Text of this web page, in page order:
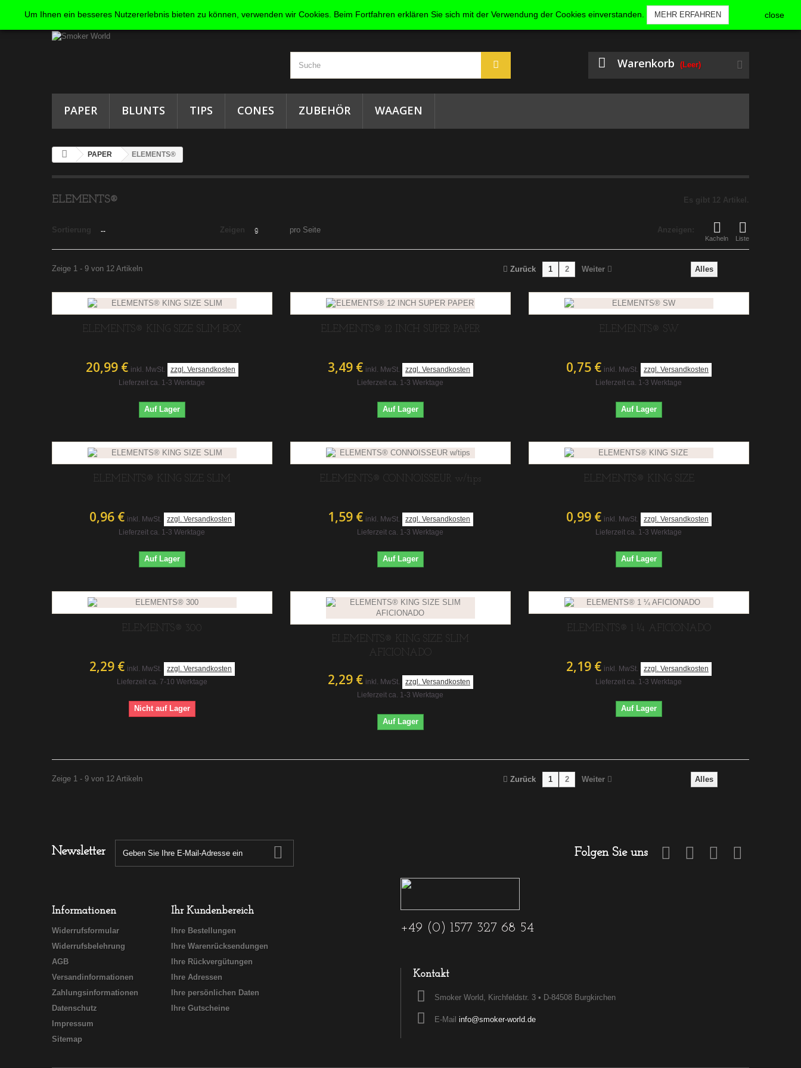
Um Ihnen ein besseres Nutzererlebnis bieten zu können, verwenden wir Cookies. Beim Fortfahren erklären Sie sich mit der Verwendung der Cookies einverstanden. MEHR ERFAHREN close
ANMELDEN
KONTAKT
Warenkorb (Leer)
PAPER BLUNTS TIPS CONES ZUBEHÖR WAAGEN
PAPER ELEMENTS®
ELEMENTS® Es gibt 12 Artikel.
Anzeigen:
Kacheln Liste
Sortierung -- Zeigen 9 pro Seite
Alles
Zurück 1 2 Weiter
Zeige 1 - 9 von 12 Artikeln
ELEMENTS® KING SIZE SLIM BOX
20,99 € inkl. MwSt.
zzgl. Versandkosten
Lieferzeit ca. 1-3 Werktage
Auf Lager
ELEMENTS® 12 INCH SUPER PAPER
3,49 € inkl. MwSt.
zzgl. Versandkosten
Lieferzeit ca. 1-3 Werktage
Auf Lager
ELEMENTS® SW
0,75 € inkl. MwSt.
zzgl. Versandkosten
Lieferzeit ca. 1-3 Werktage
Auf Lager
ELEMENTS® KING SIZE SLIM
0,96 € inkl. MwSt.
zzgl. Versandkosten
Lieferzeit ca. 1-3 Werktage
Auf Lager
ELEMENTS® CONNOISSEUR w/tips
1,59 € inkl. MwSt.
zzgl. Versandkosten
Lieferzeit ca. 1-3 Werktage
Auf Lager
ELEMENTS® KING SIZE
0,99 € inkl. MwSt.
zzgl. Versandkosten
Lieferzeit ca. 1-3 Werktage
Auf Lager
ELEMENTS® 300
2,29 € inkl. MwSt.
zzgl. Versandkosten
Lieferzeit ca. 7-10 Werktage
Nicht auf Lager
ELEMENTS® KING SIZE SLIM
AFICIONADO
2,29 € inkl. MwSt.
zzgl. Versandkosten
Lieferzeit ca. 1-3 Werktage
Auf Lager
ELEMENTS® 1 ¼ AFICIONADO
2,19 € inkl. MwSt.
zzgl. Versandkosten
Lieferzeit ca. 1-3 Werktage
Auf Lager
Alles
Zurück 1 2 Weiter
Zeige 1 - 9 von 12 Artikeln
Newsletter Folgen Sie uns
Informationen
Widerrufsformular
Widerrufsbelehrung
AGB
Versandinformationen
Zahlungsinformationen
Datenschutz
Impressum
Sitemap
Ihr Kundenbereich
Ihre Bestellungen
Ihre Warenrücksendungen
Ihre Rückvergütungen
Ihre Adressen
Ihre persönlichen Daten
Ihre Gutscheine
+49 (0) 1577 327 68 54
Kontakt
Smoker World, Kirchfeldstr. 3 • D-84508 Burgkirchen
E-Mail info@smoker-world.de